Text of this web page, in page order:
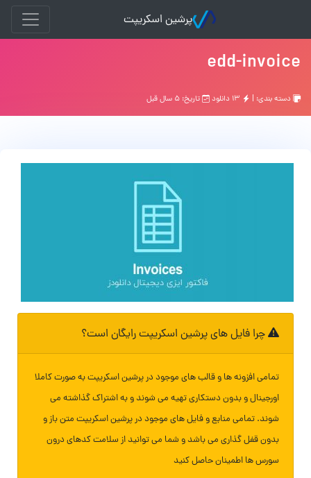
پرشین اسکریپت
edd-invoice
دسته بندی: | تاریخ: ۵ سال قبل
چرا فایل های پرشین اسکریپت رایگان است؟
تمامی افزونه ها و قالب های موجود در پرشین اسکریپت به صورت کاملا
اورجینال و بدون دستکاری تهیه می شوند و به اشتراک گذاشته می
شوند. تمامی منابع و فایل های موجود در پرشین اسکریپت متن باز و
بدون قفل گذاری می باشد و شما می توانید از سلامت کدهای درون
سورس ها اطمینان حاصل کنید